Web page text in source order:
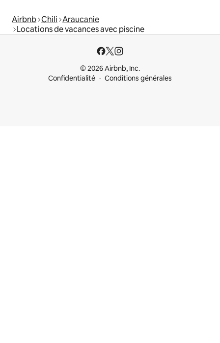
Airbnb Chili Araucanie
Locations de vacances avec piscine
© 2026 Airbnb, Inc.
Confidentialité
Conditions générales